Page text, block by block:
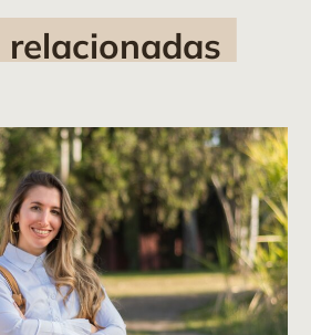
relacionadas